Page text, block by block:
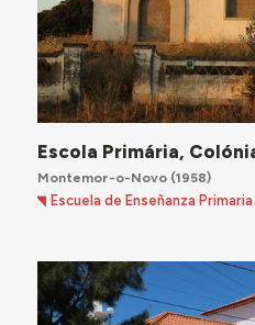
Escola Primária,
Montemor-o-Novo(1958)
Escuela de Enseñanza Primaria